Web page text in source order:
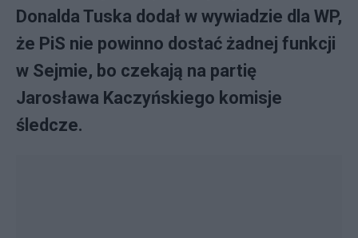
Donalda Tuska dodał w wywiadzie dla WP,
że PiS nie powinno dostać żadnej funkcji
w Sejmie, bo czekają na partię
Jarosława Kaczyńskiego komisje
śledcze.